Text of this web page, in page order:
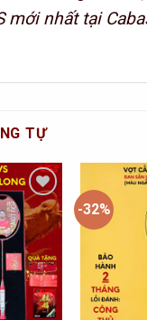
mới nhất tại
TỰ
Add to
Wishlist
-32%